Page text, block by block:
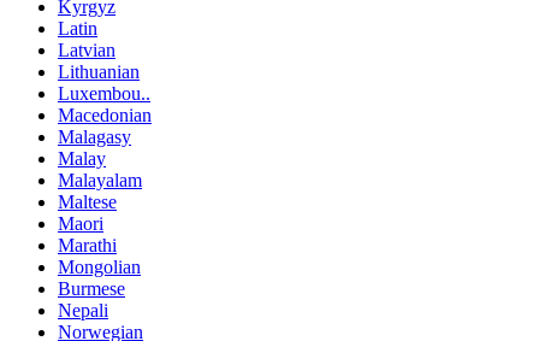
Kyrgyz
Latin
Latvian
Lithuanian
Luxembou..
Macedonian
Malagasy
Malay
Malayalam
Maltese
Maori
Marathi
Mongolian
Burmese
Nepali
Norwegian